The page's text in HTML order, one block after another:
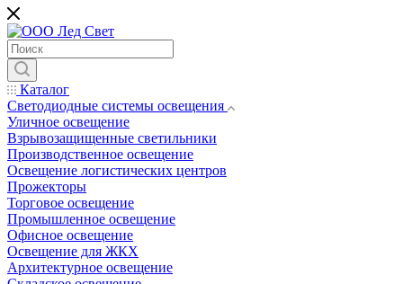
Каталог
Светодиодные системы освещения
Уличное освещение
Взрывозащищенные светильники
Производственное освещение
Освещение логистических центров
Прожекторы
Торговое освещение
Промышленное освещение
Офисное освещение
Освещение для ЖКХ
Архитектурное освещение